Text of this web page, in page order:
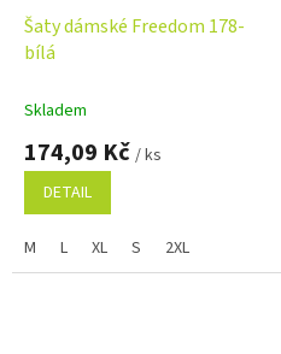
Šaty dámské Freedom 178-
bílá
Skladem
174,09 Kč / ks
DETAIL
M L XL S 2XL